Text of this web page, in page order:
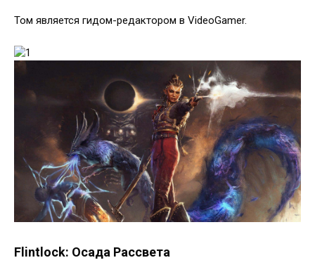
Том является гидом-редактором в VideoGamer.
Flintlock: Осада Рассвета